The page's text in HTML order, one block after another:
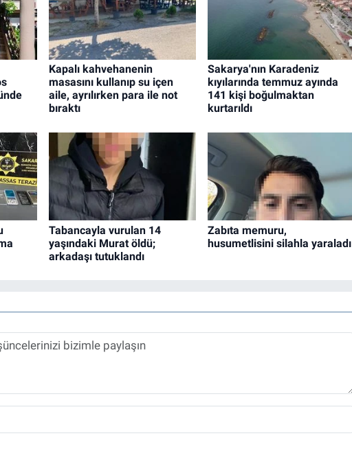
Kapalı kahvehanenin
masasını kullanıp su içen
aile, ayrılırken para ile not
bıraktı
Sakarya'nın Karadeniz
kıyılarında temmuz ayında
141 kişi boğulmaktan
kurtarıldı
Tabancayla vurulan 14
yaşındaki Murat öldü;
arkadaşı tutuklandı
Zabıta memuru,
husumetlisini silahla yaraladı